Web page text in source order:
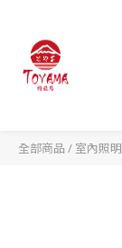
全部商品 / 室內照明